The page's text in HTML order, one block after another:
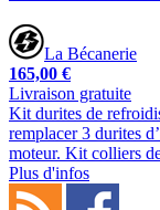
La Bécanerie
165,00 €
Livraison gratuite
Kit durites de
remplacer 3 durites
moteur. Kit colliers
Plus d'infos